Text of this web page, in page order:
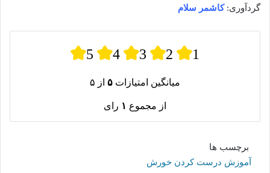
گردآوری:کاشمر سلام
5 4 3 2 1
میانگین امتیازات ۵ از ۵
از مجموع ۱ رای
برچسب ها
آموزش درست کردن خورش